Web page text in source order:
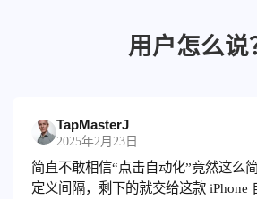
用户怎么说
TapMasterJ
2025年2月23日
简直不敢相信“点击自动化”竟然这
定义间隔，剩下的就交给这款 iPhone